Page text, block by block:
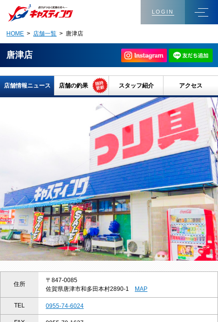
LOGIN
HOME > 店舗一覧 > 唐津店
唐津店
店舗情報ニュース 店舗の釣果 スタッフ紹介 アクセス
住所
〒847-0085
佐賀県唐津市和多田本村2890-1
MAP
TEL 0955-74-6024